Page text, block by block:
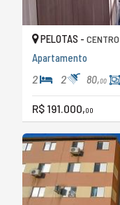
PELOTAS - CENTRO
Apartamento
2 2 80,00
R$ 191.000,00